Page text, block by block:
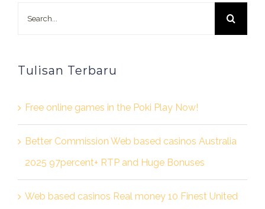
Tulisan Terbaru
Free online games in the Poki Play Now!
Better Commission Web based casinos Australia
2025 97percent+ RTP and Huge Bonuses
Web based casinos Real money 10 Finest United